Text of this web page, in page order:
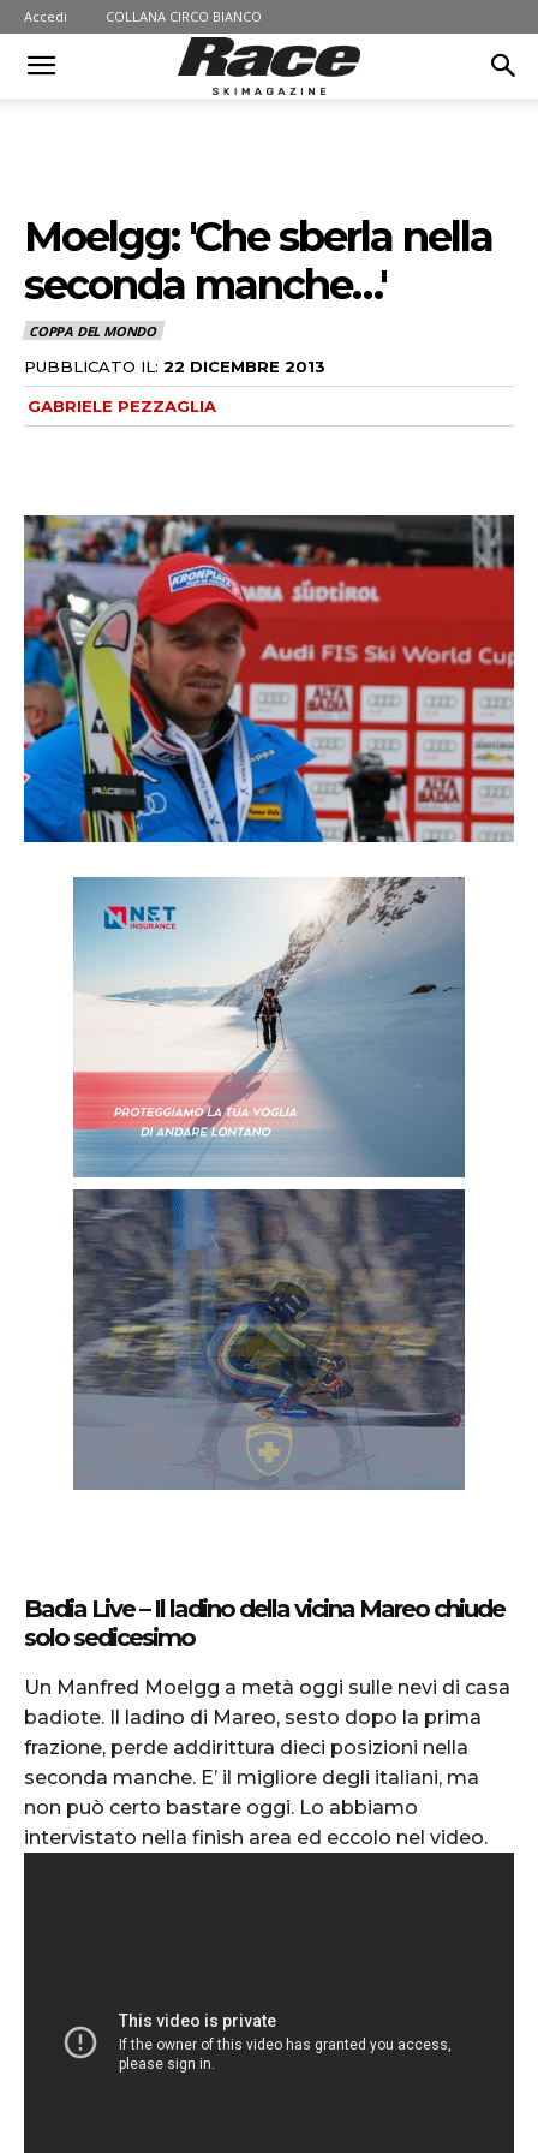
Accedi COLLANA CIRCO BIANCO
Moelgg: 'Che sberla nella
seconda manche…'
COPPA DEL MONDO
PUBBLICATO IL: 22 DICEMBRE 2013
GABRIELE PEZZAGLIA
Badia Live – Il ladino della vicina Mareo chiude
solo sedicesimo
Un Manfred Moelgg a metà oggi sulle nevi di casa
badiote. Il ladino di Mareo, sesto dopo la prima
frazione, perde addirittura dieci posizioni nella
seconda manche. E’ il migliore degli italiani, ma
non può certo bastare oggi. Lo abbiamo
intervistato nella finish area ed eccolo nel video.